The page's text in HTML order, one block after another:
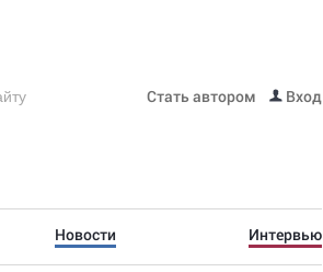
Стать автором Вход
Новости Интервью